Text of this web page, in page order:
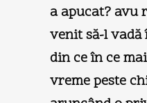
a apucat? avu
venit să-l vadă
din ce în ce
vreme peste